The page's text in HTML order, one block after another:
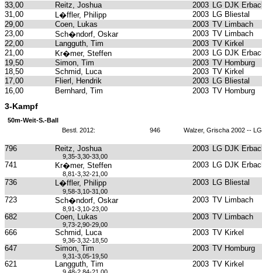
33,00 Reitz, Joshua 2003 LG DJK
31,00
L�ffler, Philipp 2003 LG Bliestal
29,00
Coen, Lukas 2003 TV Limbach
23,00
Sch�ndorf, Oskar 2003 TV Limbach
22,00
Langguth, Tim 2003 TV Kirkel
21,00
Kr�mer, Steffen 2003 LG DJK
19,50
Simon, Tim 2003 TV Homburg
18,50
Schmid, Luca 2003 TV Kirkel
17,00
Flierl, Hendrik 2003 LG Bliestal
16,00
Bernhard, Tim 2003 TV Homburg
3-Kampf
50m-Weit-S.-Ball
Bestl. 2012:
946 Walzer, Grischa 2002 --
796 Reitz, Joshua 2003 LG DJK
9,35-3,30-33,00
741 Kr�mer, Steffen 2003 LG DJK
8,81-3,32-21,00
736 L�ffler, Philipp 2003 LG Bliestal
9,58-3,10-31,00
723 Sch�ndorf, Oskar 2003 TV Limbach
8,91-3,10-23,00
682 Coen, Lukas 2003 TV Limbach
9,73-2,90-29,00
666 Schmid, Luca 2003 TV Kirkel
9,36-3,32-18,50
647 Simon, Tim 2003 TV Homburg
9,31-3,05-19,50
621 Langguth, Tim 2003 TV Kirkel